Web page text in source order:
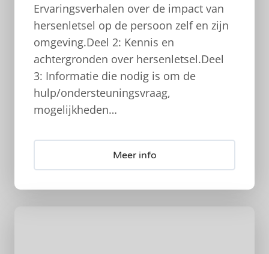
Ervaringsverhalen over de impact van
hersenletsel op de persoon zelf en zijn
omgeving.Deel 2: Kennis en
achtergronden over hersenletsel.Deel
3: Informatie die nodig is om de
hulp/ondersteuningsvraag,
mogelijkheden…
Meer info